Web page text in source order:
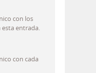
con los
entrada.
con cada